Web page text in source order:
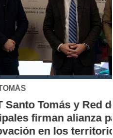
y Red de Hubs
para impulsar